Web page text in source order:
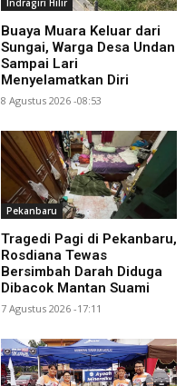
Indragiri Hilir
Buaya Muara Keluar dari
Sungai, Warga Desa Undan
Sampai Lari
Menyelamatkan Diri
8 Agustus 2026 -08:53
Pekanbaru
Tragedi Pagi di Pekanbaru,
Rosdiana Tewas
Bersimbah Darah Diduga
Dibacok Mantan Suami
7 Agustus 2026 -17:11